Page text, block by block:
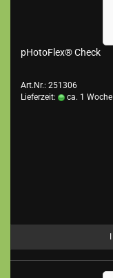
pHotoFlex® Check
Art.Nr.: 251306
Lieferzeit:
ca. 1 Woche